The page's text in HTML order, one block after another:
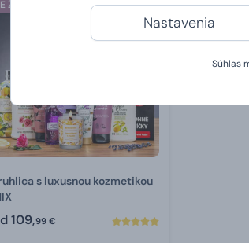
Nastavenia
Súhlas
ŽENU
s luxusnou kozmetikou
109,99 €